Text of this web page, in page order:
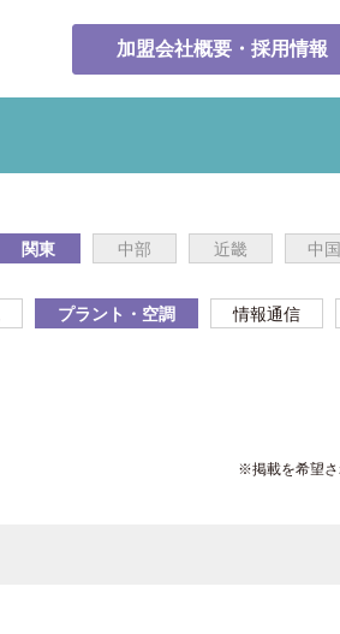
加盟会社概要・採用情報
関東 中部 近畿 中
プラント・空調 情報通信
※掲載を希望さ